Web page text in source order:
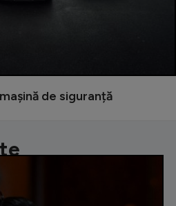
de siguranță